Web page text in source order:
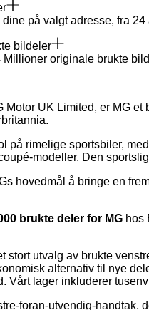
på valgt adresse, fra 24
bildeler
originale brukte
Motor UK Limited, er MG
på rimelige sportsbiler,
modeller. Den
hovedmål å bringe en
brukte deler for MG hos
stort utvalg av brukte
alternativ til nye
Vårt lager inkluderer
foran-utvendig-